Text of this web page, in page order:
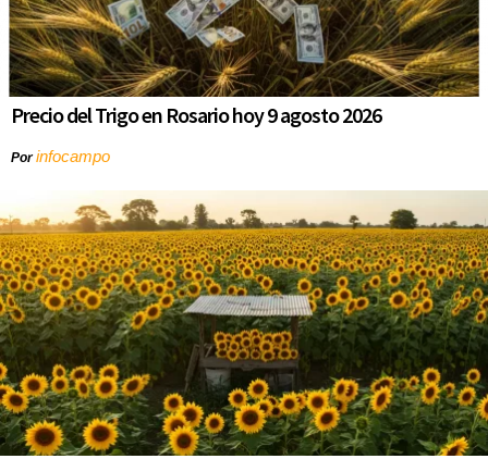
Precio del Trigo en Rosario hoy 9 agosto 2026
Porinfocampo